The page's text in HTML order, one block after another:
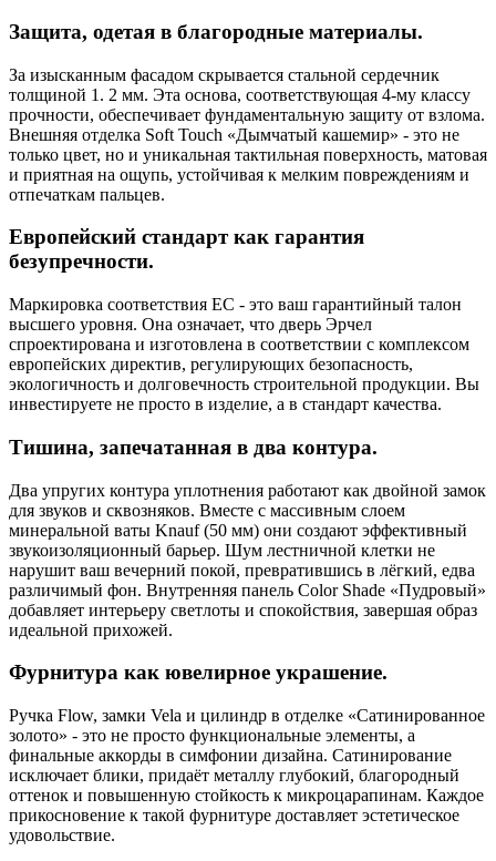
Защита, одетая в благородные материалы.
За изысканным фасадом скрывается стальной сердечник
толщиной 1. 2 мм. Эта основа, соответствующая 4-му классу
прочности, обеспечивает фундаментальную защиту от взлома.
Внешняя отделка Soft Touch «Дымчатый кашемир» - это не
только цвет, но и уникальная тактильная поверхность, матовая
и приятная на ощупь, устойчивая к мелким повреждениям и
отпечаткам пальцев.
Европейский стандарт как гарантия
безупречности.
Маркировка соответствия ЕС - это ваш гарантийный талон
высшего уровня. Она означает, что дверь Эрчел
спроектирована и изготовлена в соответствии с комплексом
европейских директив, регулирующих безопасность,
экологичность и долговечность строительной продукции. Вы
инвестируете не просто в изделие, а в стандарт качества.
Тишина, запечатанная в два контура.
Два упругих контура уплотнения работают как двойной замок
для звуков и сквозняков. Вместе с массивным слоем
минеральной ваты Knauf (50 мм) они создают эффективный
звукоизоляционный барьер. Шум лестничной клетки не
нарушит ваш вечерний покой, превратившись в лёгкий, едва
различимый фон. Внутренняя панель Color Shade «Пудровый»
добавляет интерьеру светлоты и спокойствия, завершая образ
идеальной прихожей.
Фурнитура как ювелирное украшение.
Ручка Flow, замки Vela и цилиндр в отделке «Сатинированное
золото» - это не просто функциональные элементы, а
финальные аккорды в симфонии дизайна. Сатинирование
исключает блики, придаёт металлу глубокий, благородный
оттенок и повышенную стойкость к микроцарапинам. Каждое
прикосновение к такой фурнитуре доставляет эстетическое
удовольствие.